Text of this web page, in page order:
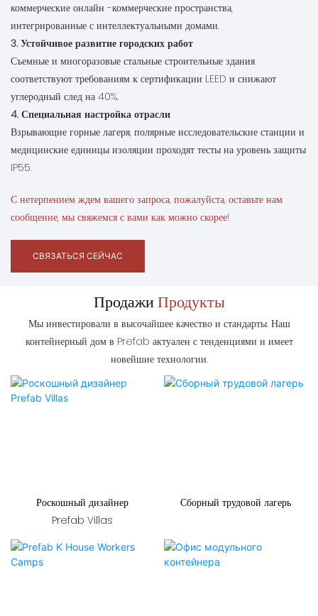
коммерческие онлайн -коммерческие пространства,
интегрированные с интеллектуальными домами.
3. Устойчивое развитие городских работ
Съемные и многоразовые стальные строительные здания
соответствуют требованиям к сертификации LEED и снижают
углеродный след на 40%.
4. Специальная настройка отрасли
Взрывающие горные лагеря, полярные исследовательские станции и
медицинские единицы изоляции проходят тесты на уровень защиты
IP55.
С нетерпением ждем вашего запроса, пожалуйста, оставьте нам
сообщение, мы свяжемся с вами как можно скорее!
СВЯЗАТЬСЯ СЕЙЧАС
ПродажиПродукты
Мы инвестировали в высочайшее качество и стандарты. Наш
контейнерный дом в Prefab актуален с тенденциями и имеет
новейшие технологии.
Роскошный дизайнер
Prefab Villas
Сборный трудовой лагерь